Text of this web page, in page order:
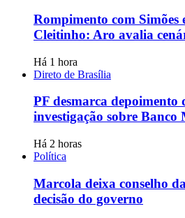
Rompimento com Simões
Cleitinho: Aro avalia
Há 1 hora
Direto de Brasília
PF desmarca depoimento
investigação sobre Banco
Há 2 horas
Política
Marcola deixa conselho
decisão do governo